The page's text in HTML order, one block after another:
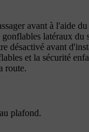
avant à l'aide
latéraux
désactivé avant
et la sécurité
route.
plafond.